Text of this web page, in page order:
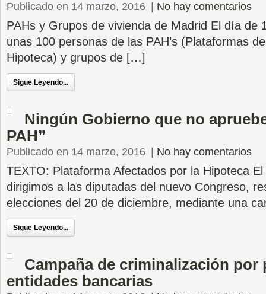
Publicado en 14 marzo, 2016 No hay comentarios
PAHs y Grupos de vivienda de Madrid El día de
unas 100 personas de las PAH’s (Plataformas
Hipoteca) y grupos de […]
Sigue Leyendo...
Ningún Gobierno que no
PAH”
Publicado en 14 marzo, 2016 No hay comentarios
TEXTO: Plataforma Afectados por la Hipoteca
dirigimos a las diputadas del nuevo Congreso,
elecciones del 20 de diciembre, mediante una
Sigue Leyendo...
Campaña de criminalización por
entidades bancarias